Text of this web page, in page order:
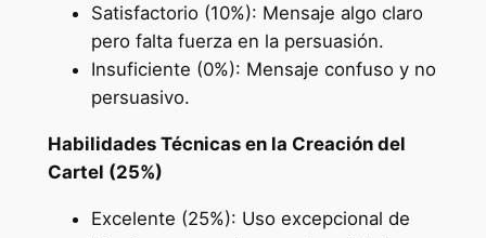
Satisfactorio (10%): Mensaje algo claro
pero falta fuerza en la persuasión.
Insuficiente (0%): Mensaje confuso y no
persuasivo.
Habilidades Técnicas en la Creación del
Cartel (25%)
Excelente (25%): Uso excepcional de